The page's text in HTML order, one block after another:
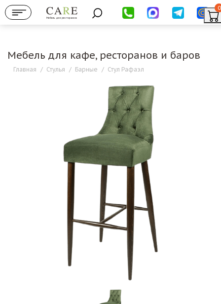
Мебель для ресторанов
0
Мебель для кафе, ресторанов и баров
Главная / Стулья / Барные / Стул Рафаэл